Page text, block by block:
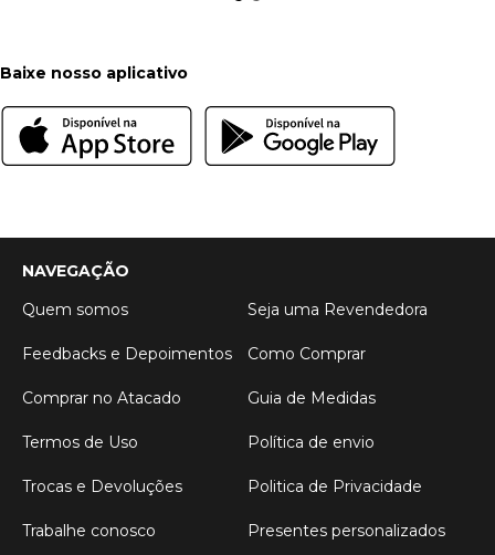
Baixe nosso aplicativo
NAVEGAÇÃO
Quem somos
Seja uma Revendedora
Feedbacks e Depoimentos Como Comprar
Comprar no Atacado Guia de Medidas
Termos de Uso Política de envio
Trocas e Devoluções Politica de Privacidade
Trabalhe conosco Presentes personalizados